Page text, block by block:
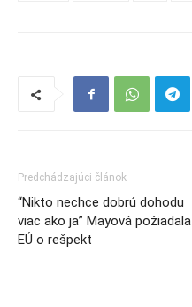
Predchádzajúci článok
“Nikto nechce dobrú dohodu
viac ako ja” Mayová požiadala
EÚ o rešpekt